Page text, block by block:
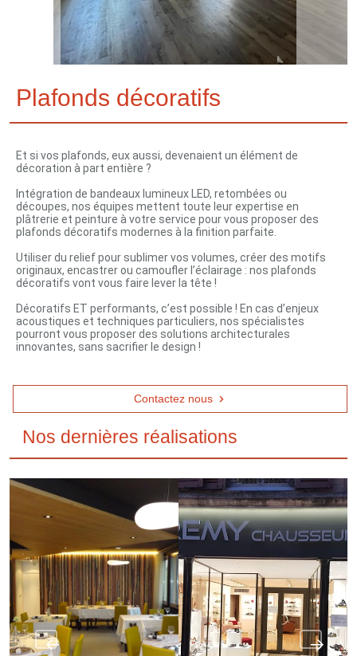
Plafonds décoratifs
Et si vos plafonds, eux aussi, devenaient un élément de
décoration à part entière ?
Intégration de bandeaux lumineux LED, retombées ou
découpes, nos équipes mettent toute leur expertise en
plâtrerie et peinture à votre service pour vous proposer des
plafonds décoratifs modernes à la finition parfaite.
Utiliser du relief pour sublimer vos volumes, créer des motifs
originaux, encastrer ou camoufler l’éclairage : nos plafonds
décoratifs vont vous faire lever la tête !
Décoratifs ET performants, c’est possible ! En cas d’enjeux
acoustiques et techniques particuliers, nos spécialistes
pourront vous proposer des solutions architecturales
innovantes, sans sacrifier le design !
Contactez nous
Nos dernières réalisations